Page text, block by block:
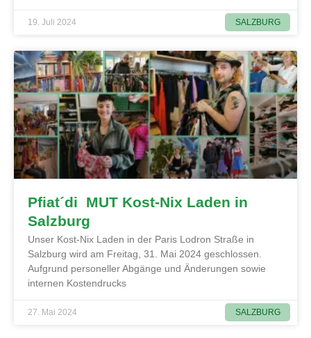
SALZBURG
19. Juli 2024
SALZBURG
Pfiat´di MUT Kost-Nix Laden in
Salzburg
Unser Kost-Nix Laden in der Paris Lodron Straße in
Salzburg wird am Freitag, 31. Mai 2024 geschlossen.
Aufgrund personeller Abgänge und Änderungen sowie
internen Kostendrucks
27. Mai 2024